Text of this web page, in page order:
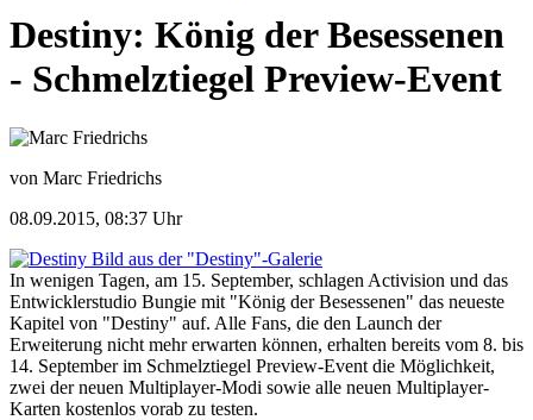
Destiny: König der Besessenen
- Schmelztiegel Preview-Event
von Marc Friedrichs
08.09.2015, 08:37 Uhr
Bild aus der "Destiny"-Galerie
In wenigen Tagen, am 15. September, schlagen Activision und das
Entwicklerstudio Bungie mit "König der Besessenen" das neueste
Kapitel von "Destiny" auf. Alle Fans, die den Launch der
Erweiterung nicht mehr erwarten können, erhalten bereits vom 8. bis
14. September im Schmelztiegel Preview-Event die Möglichkeit,
zwei der neuen Multiplayer-Modi sowie alle neuen Multiplayer-
Karten kostenlos vorab zu testen.